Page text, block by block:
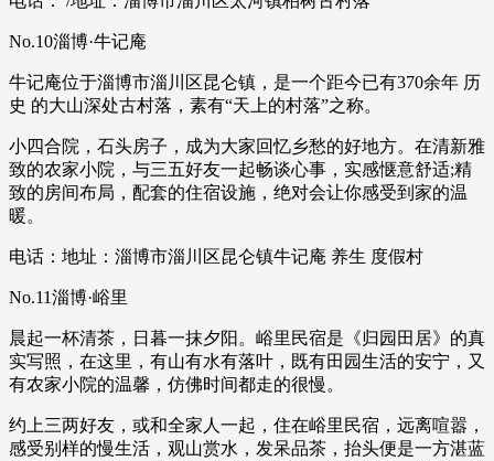
No.10淄博·牛记庵
牛记庵位于淄博市淄川区昆仑镇，是一个距今已有370余年 历
史 的大山深处古村落，素有“天上的村落”之称。
小四合院，石头房子，成为大家回忆乡愁的好地方。在清新雅
致的农家小院，与三五好友一起畅谈心事，实感惬意舒适;精
致的房间布局，配套的住宿设施，绝对会让你感受到家的温
暖。
电话：地址：淄博市淄川区昆仑镇牛记庵 养生 度假村
No.11淄博·峪里
晨起一杯清茶，日暮一抹夕阳。峪里民宿是《归园田居》的真
实写照，在这里，有山有水有落叶，既有田园生活的安宁，又
有农家小院的温馨，仿佛时间都走的很慢。
约上三两好友，或和全家人一起，住在峪里民宿，远离喧嚣，
感受别样的慢生活，观山赏水，发呆品茶，抬头便是一方湛蓝